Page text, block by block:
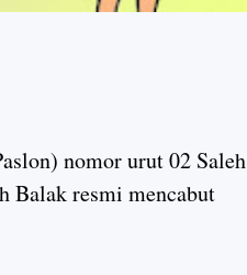
nomor urut 02 Saleh
Balak resmi mencabut